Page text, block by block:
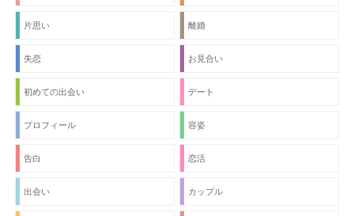
片思い 離婚
失恋 お見合い
初めての出会い デート
プロフィール 容姿
告白 恋活
出会い カップル